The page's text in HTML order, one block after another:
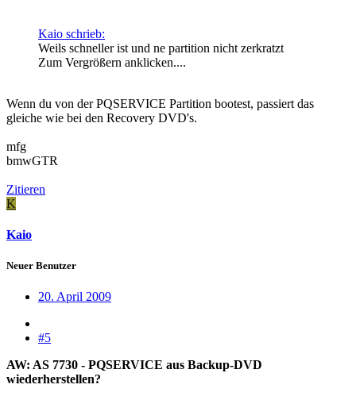
Kaio schrieb:
Weils schneller ist und ne partition nicht zerkratzt
Zum Vergrößern anklicken....
Wenn du von der PQSERVICE Partition bootest, passiert das
gleiche wie bei den Recovery DVD's.
mfg
bmwGTR
Zitieren
K
Kaio
Neuer Benutzer
20. April 2009
#5
AW: AS 7730 - PQSERVICE aus Backup-DVD
wiederherstellen?